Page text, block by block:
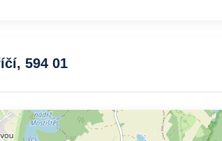
594 01